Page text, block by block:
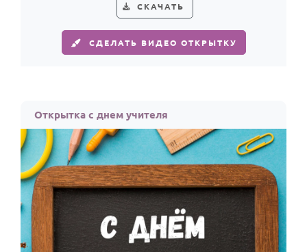
СКАЧАТЬ
СДЕЛАТЬ ВИДЕО ОТКРЫТКУ
Открытка с днем учителя